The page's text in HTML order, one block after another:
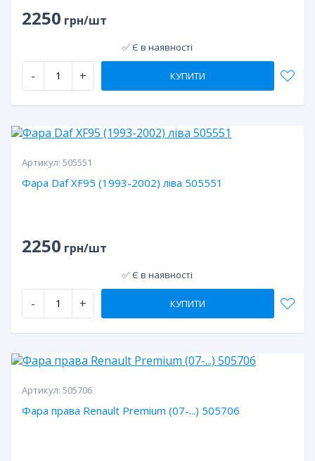
2250 грн/шт
✅ Є в наявності
- + КУПИТИ
Артикул: 505551
Фара Daf XF95 (1993-2002) ліва 505551
2250 грн/шт
✅ Є в наявності
- + КУПИТИ
Артикул: 505706
Фара права Renault Premium (07-...) 505706